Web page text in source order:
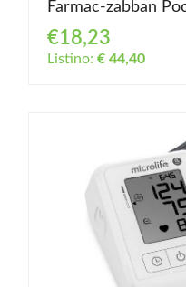
Farmac-zabban
€18,23
Listino: € 44,40